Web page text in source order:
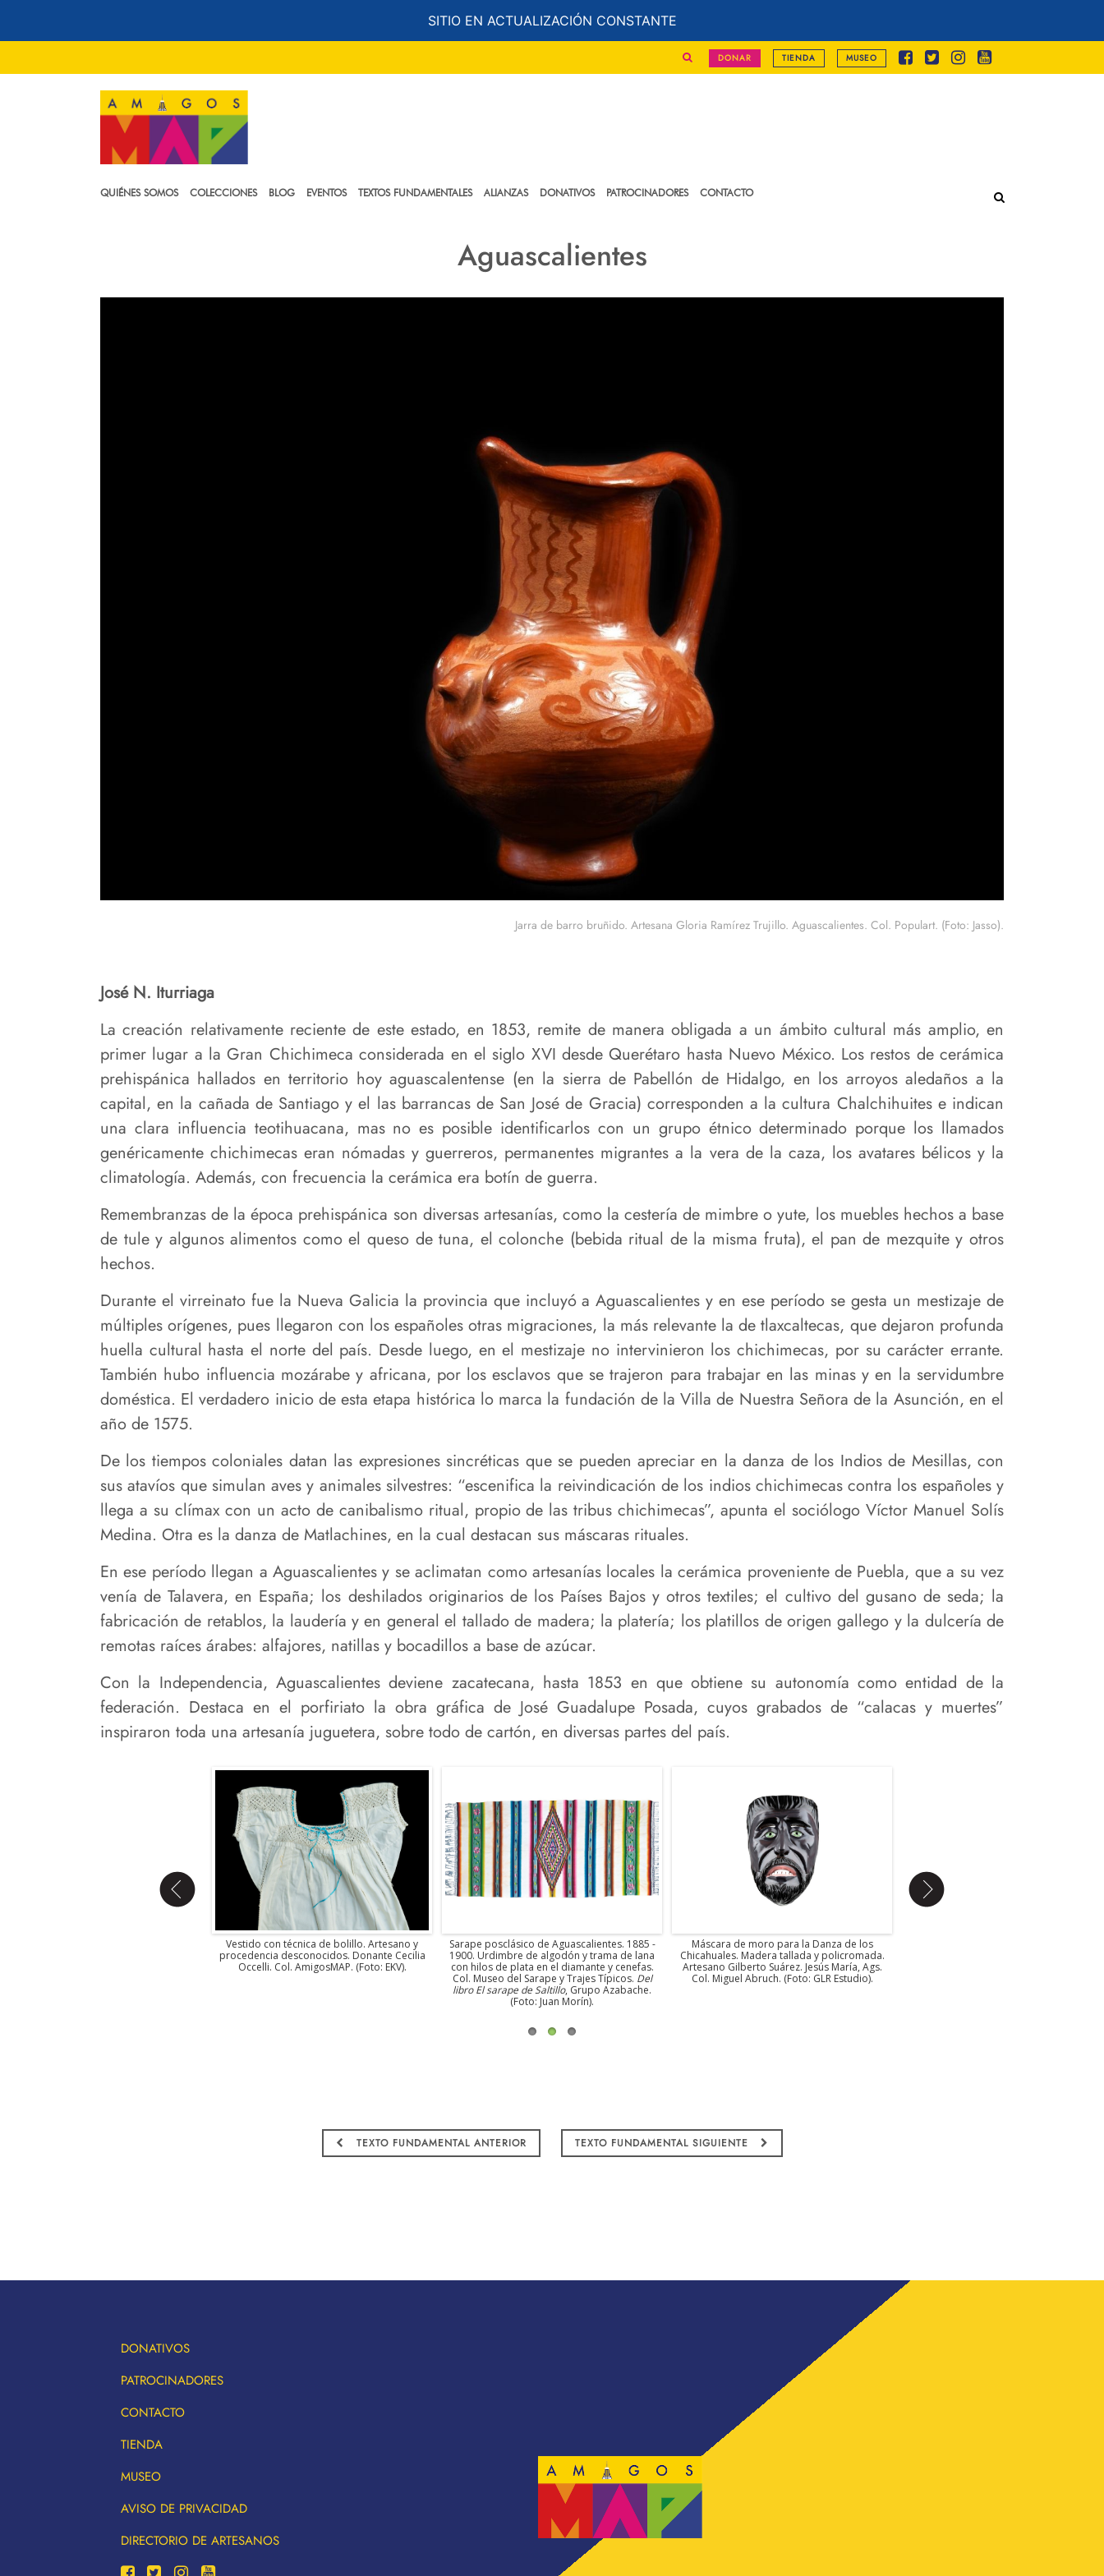
SITIO EN ACTUALIZACIÓN CONSTANTE
DONAR TIENDA MUSEO
QUIÉNES SOMOS COLECCIONES BLOG EVENTOS TEXTOS FUNDAMENTALES ALIANZAS DONATIVOS PATROCINADORES CONTACTO
Aguascalientes
Jarra de barro bruñido. Artesana Gloria Ramírez Trujillo. Aguascalientes. Col. Populart. (Foto: Jasso).
José N. Iturriaga
La creación relativamente reciente de este estado, en 1853, remite de manera obligada a un ámbito cultural más amplio, en
primer lugar a la Gran Chichimeca considerada en el siglo XVI desde Querétaro hasta Nuevo México. Los restos de cerámica
prehispánica hallados en territorio hoy aguascalentense (en la sierra de Pabellón de Hidalgo, en los arroyos aledaños a la
capital, en la cañada de Santiago y el las barrancas de San José de Gracia) corresponden a la cultura Chalchihuites e indican
una clara influencia teotihuacana, mas no es posible identificarlos con un grupo étnico determinado porque los llamados
genéricamente chichimecas eran nómadas y guerreros, permanentes migrantes a la vera de la caza, los avatares bélicos y la
climatología. Además, con frecuencia la cerámica era botín de guerra.
Remembranzas de la época prehispánica son diversas artesanías, como la cestería de mimbre o yute, los muebles hechos a base
de tule y algunos alimentos como el queso de tuna, el colonche (bebida ritual de la misma fruta), el pan de mezquite y otros
hechos.
Durante el virreinato fue la Nueva Galicia la provincia que incluyó a Aguascalientes y en ese período se gesta un mestizaje de
múltiples orígenes, pues llegaron con los españoles otras migraciones, la más relevante la de tlaxcaltecas, que dejaron profunda
huella cultural hasta el norte del país. Desde luego, en el mestizaje no intervinieron los chichimecas, por su carácter errante.
También hubo influencia mozárabe y africana, por los esclavos que se trajeron para trabajar en las minas y en la servidumbre
doméstica. El verdadero inicio de esta etapa histórica lo marca la fundación de la Villa de Nuestra Señora de la Asunción, en el
año de 1575.
De los tiempos coloniales datan las expresiones sincréticas que se pueden apreciar en la danza de los Indios de Mesillas, con
sus atavíos que simulan aves y animales silvestres: “escenifica la reivindicación de los indios chichimecas contra los españoles y
llega a su clímax con un acto de canibalismo ritual, propio de las tribus chichimecas”, apunta el sociólogo Víctor Manuel Solís
Medina. Otra es la danza de Matlachines, en la cual destacan sus máscaras rituales.
En ese período llegan a Aguascalientes y se aclimatan como artesanías locales la cerámica proveniente de Puebla, que a su vez
venía de Talavera, en España; los deshilados originarios de los Países Bajos y otros textiles; el cultivo del gusano de seda; la
fabricación de retablos, la laudería y en general el tallado de madera; la platería; los platillos de origen gallego y la dulcería de
remotas raíces árabes: alfajores, natillas y bocadillos a base de azúcar.
Con la Independencia, Aguascalientes deviene zacatecana, hasta 1853 en que obtiene su autonomía como entidad de la
federación. Destaca en el porfiriato la obra gráfica de José Guadalupe Posada, cuyos grabados de “calacas y muertes”
inspiraron toda una artesanía juguetera, sobre todo de cartón, en diversas partes del país.
Vestido con técnica de bolillo. Artesano y
procedencia desconocidos. Donante Cecilia
Occelli. Col. AmigosMAP. (Foto: EKV).
Sarape posclásico de Aguascalientes. 1885 -
1900. Urdimbre de algodón y trama de lana
con hilos de plata en el diamante y cenefas.
Col. Museo del Sarape y Trajes Típicos. Del
libro El sarape de Saltillo, Grupo Azabache.
(Foto: Juan Morín).
Máscara de moro para la Danza de los
Chicahuales. Madera tallada y policromada.
Artesano Gilberto Suárez. Jesús María, Ags.
Col. Miguel Abruch. (Foto: GLR Estudio).
TEXTO FUNDAMENTAL ANTERIOR TEXTO FUNDAMENTAL SIGUIENTE
DONATIVOS
PATROCINADORES
CONTACTO
TIENDA
MUSEO
AVISO DE PRIVACIDAD
DIRECTORIO DE ARTESANOS